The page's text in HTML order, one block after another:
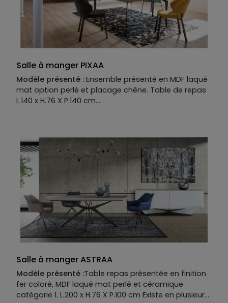
Structure et plateau: MDF laqué mat.
Façades :
MDF placage chêne naturel défibré.
Tiroir range-couverts en option.
Salle à manger PIXAA
Modèle présenté : Ensemble présenté en MDF laqué
mat option perlé et placage chêne. Table de repas
L.140 x H.76 X P.140 cm.
Manufacture :
Buffet 2 portes, 1 abattant, 1 tiroir L.200 x H.85 X P.50
cm
Piètement :
Structure et plateau :MDF laqué mat finition perlée.
Façades :MDF placage chêne naturel.
Tiroir range-couverts en option.
Salle à manger ASTRAA
Modèle présenté :Table repas présentée en finition
fer coloré, MDF laqué mat perlé et céramique
catégorie 1. L.200 x H.76 X P.100 cm Existe en plusieurs